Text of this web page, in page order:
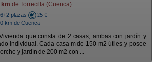
km de Torrecilla (Cuenca)
plazas
25 €
km de Cuenca
Vivienda que consta de 2 casas, ambas con jardín y
individual. Cada casa mide 150 m2 útiles y posee
y jardín de 200 m2 con ...